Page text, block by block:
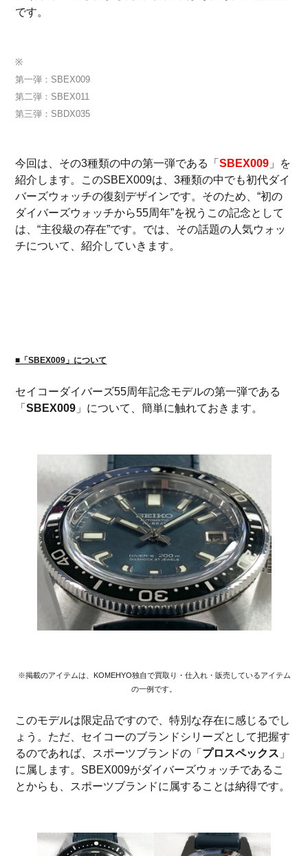
です。
※
第一弾：SBEX009
第二弾：SBEX011
第三弾：SBDX035
今回は、その3種類の中の第一弾である「SBEX009 」を
紹介します。このSBEX009は、3種類の中でも初代ダイ
バーズウォッチの復刻デザインです。そのため、“初の
ダイバーズウォッチから55周年”を祝うこの記念として
は、“主役級の存在”です。では、その話題の人気ウォッ
チについて、紹介していきます。
■「SBEX009」について
セイコーダイバーズ55周年記念モデルの第一弾である
「SBEX009 」について、簡単に触れておきます。
※掲載のアイテムは、KOMEHYO独自で買取り・仕入れ・販売しているアイテム
の一例です。
このモデルは限定品ですので、特別な存在に感じるでし
ょう。ただ、セイコーのブランドシリーズとして把握す
るのであれば、スポーツブランドの「 プロスペックス 」
に属します。SBEX009がダイバーズウォッチであるこ
とからも、スポーツブランドに属することは納得です。